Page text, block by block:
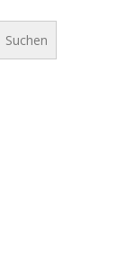
Suchen